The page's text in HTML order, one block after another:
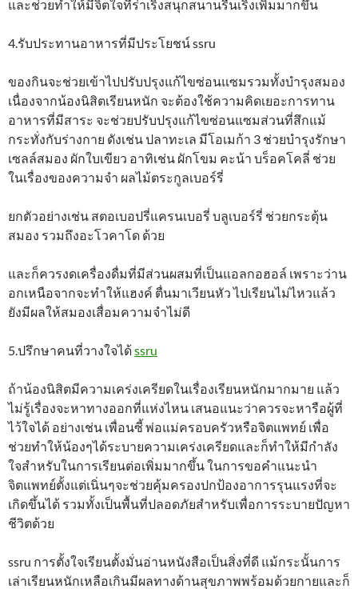
และช่วยทำให้มีจิตใจที่ร่าเริงสนุกสนานรื่นเริงเพิ่มมากขึ้น
4.รับประทานอาหารที่มีประโยชน์ ssru
ของกินจะช่วยเข้าไปปรับปรุงแก้ไขซ่อนแซมรวมทั้งบำรุงสมอง
เนื่องจากน้องนิสิตเรียนหนัก จะต้องใช้ความคิดเยอะการทาน
อาหารที่มีสาระ จะช่วยปรับปรุงแก้ไขซ่อนแซมส่วนที่สึกแม้
กระทั่งกับร่างกาย ดังเช่น ปลาทะเล มีโอเมก้า 3 ช่วยบำรุงรักษา
เซลล์สมอง ผักใบเขียว อาทิเช่น ผักโขม คะน้า บร็อคโคลี่ ช่วย
ในเรื่องของความจำ ผลไม้ตระกูลเบอร์รี่
ยกตัวอย่างเช่น สตอเบอปรี่แครนเบอรี่ บลูเบอร์รี่ ช่วยกระตุ้น
สมอง รวมถึงอะโวคาโด ด้วย
และก็ควรงดเครื่องดื่มที่มีส่วนผสมที่เป็นแอลกอฮอล์ เพราะว่าน
อกเหนือจากจะทำให้แฮงค์ ตื่นมาเวียนหัว ไปเรียนไม่ไหวแล้ว
ยังมีผลให้สมองเสื่อมความจำไม่ดี
5.ปรึกษาคนที่วางใจได้ssru
ถ้าน้องนิสิตมีความเคร่งเครียดในเรื่องเรียนหนักมากมาย แล้ว
ไม่รู้เรื่องจะหาทางออกที่แห่งไหน เสนอแนะว่าควรจะหารือผู้ที่
ไว้ใจได้ อย่างเช่น เพื่อนซี้ พ่อแม่ครอบครัวหรือจิตแพทย์ เพื่อ
ช่วยทำให้น้องๆได้ระบายความเคร่งเครียดและก็ทำให้มีกำลัง
ใจสำหรับในการเรียนต่อเพิ่มมากขึ้น ในการขอคำแนะนำ
จิตแพทย์ตั้งแต่เนิ่นๆจะช่วยคุ้มครองปกป้องอาการรุนแรงที่จะ
เกิดขึ้นได้ รวมทั้งเป็นพื้นที่ปลอดภัยสำหรับเพื่อการระบายปัญหา
ชีวิตด้วย
ssru การตั้งใจเรียนตั้งมั่นอ่านหนังสือเป็นสิ่งที่ดี แม้กระนั้นการ
เล่าเรียนหนักเหลือเกินมีผลทางด้านสุขภาพพร้อมด้วยกายและก็